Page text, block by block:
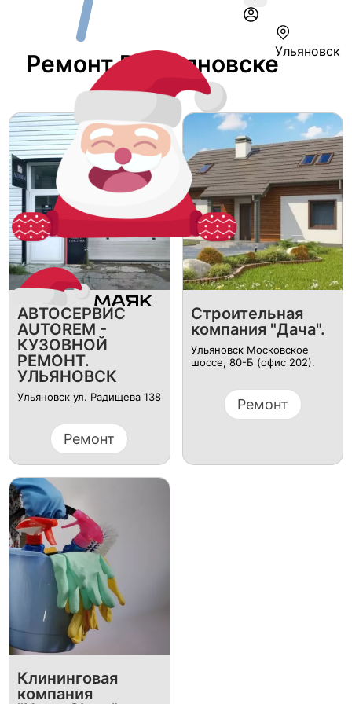
Ульяновск
Ремонт В Ульяновске
АВТОСЕРВИС
AUTOREM -
КУЗОВНОЙ
РЕМОНТ.
УЛЬЯНОВСК
Ульяновск ул. Радищева 138
Ремонт
Строительная
компания "Дача".
Ульяновск Московское
шоссе, 80-Б (офис 202).
Ремонт
Клининговая
компания